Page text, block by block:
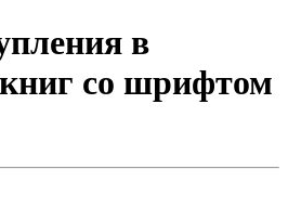
в
со шрифтом